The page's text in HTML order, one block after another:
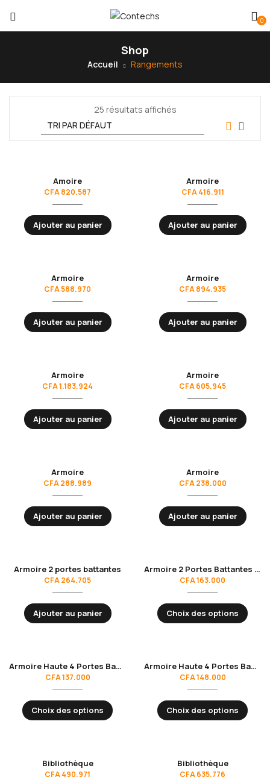
0
Shop
Accueil Rangements
25 résultats affichés
Amoire
CFA820.587
Ajouter au panier
Armoire
CFA416.911
Ajouter au panier
Armoire
CFA588.970
Ajouter au panier
Armoire
CFA894.935
Ajouter au panier
Armoire
CFA1.183.924
Ajouter au panier
Armoire
CFA605.945
Ajouter au panier
Armoire
CFA288.989
Ajouter au panier
Armoire
CFA238.000
Ajouter au panier
Armoire 2 portes battantes
CFA264.705
Ajouter au panier
Armoire 2 Portes Battantes Semi-Vitrée
CFA163.000
Choix des options
Armoire Haute 4 Portes Battantes
CFA137.000
Choix des options
Armoire Haute 4 Portes Battantes
CFA148.000
Choix des options
Bibliothèque
CFA490.971
Bibliothèque
CFA635.776